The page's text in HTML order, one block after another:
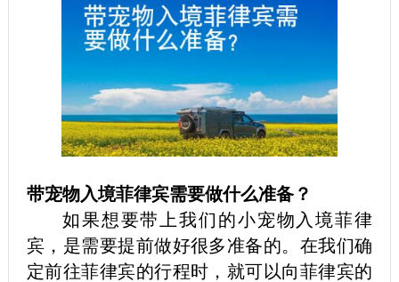
带宠物入境菲律宾需要做什么准备？
如果想要带上我们的小宠物入境菲律
宾，是需要提前做好很多准备的。在我们确
定前往菲律宾的行程时，就可以向菲律宾的